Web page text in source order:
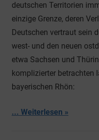
deutschen Territorien
einzige Grenze, deren
Deutschen vertraut sein
west- und den neuen
etwa Sachsen und
komplizierter betrachten
bayerischen Rhön:
... Weiterlesen